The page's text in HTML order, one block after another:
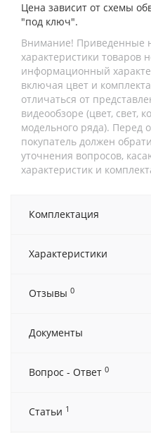
Цена зависит от схемы
"под ключ".
Внимание! Приведенные
характеристики товаров
информационный
включая цвет и
отличаться от
видеообзоре (цвет, свет,
модельного ряда). Перед
покупатель должен
уточнения вопросов,
характеристик и
Комплектация
Характеристики
Отзывы 0
Документы
Вопрос - Ответ 0
Статьи 1